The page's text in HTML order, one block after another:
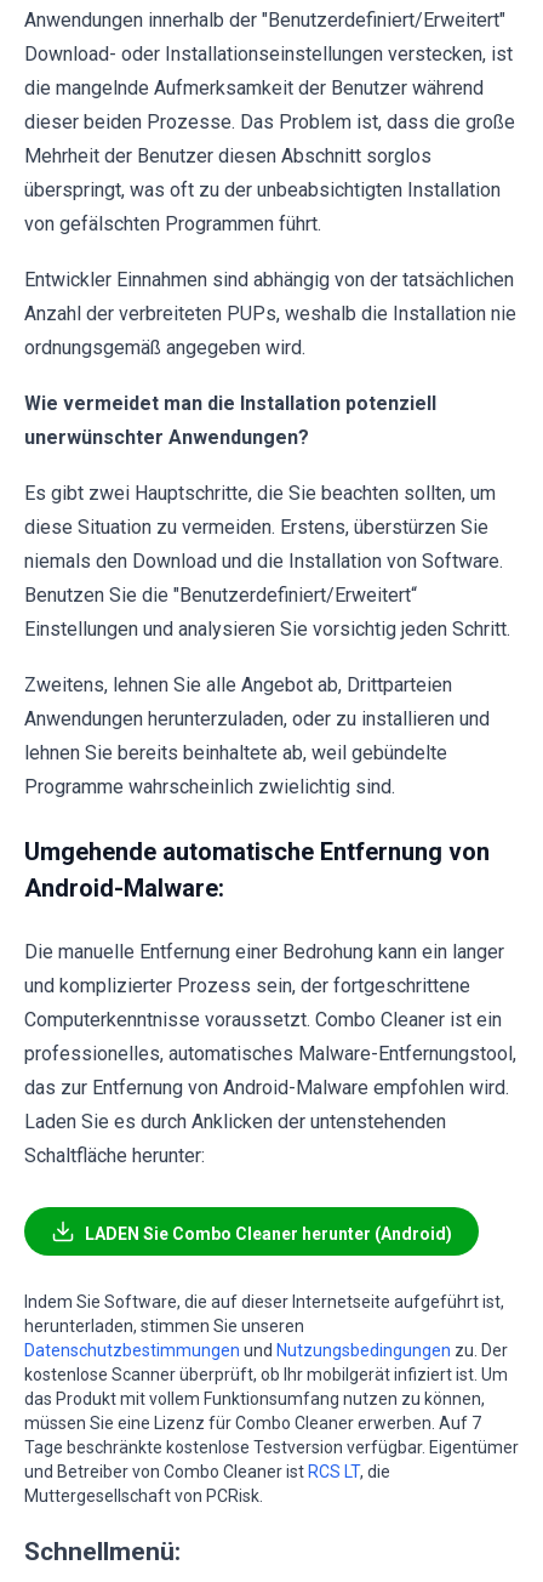
Anwendungen innerhalb der "Benutzerdefiniert/Erweitert"
Download- oder Installationseinstellungen verstecken, ist
die mangelnde Aufmerksamkeit der Benutzer während
dieser beiden Prozesse. Das Problem ist, dass die große
Mehrheit der Benutzer diesen Abschnitt sorglos
überspringt, was oft zu der unbeabsichtigten Installation
von gefälschten Programmen führt.
Entwickler Einnahmen sind abhängig von der tatsächlichen
Anzahl der verbreiteten PUPs, weshalb die Installation nie
ordnungsgemäß angegeben wird.
Wie vermeidet man die Installation potenziell
unerwünschter Anwendungen?
Es gibt zwei Hauptschritte, die Sie beachten sollten, um
diese Situation zu vermeiden. Erstens, überstürzen Sie
niemals den Download und die Installation von Software.
Benutzen Sie die "Benutzerdefiniert/Erweitert“
Einstellungen und analysieren Sie vorsichtig jeden Schritt.
Zweitens, lehnen Sie alle Angebot ab, Drittparteien
Anwendungen herunterzuladen, oder zu installieren und
lehnen Sie bereits beinhaltete ab, weil gebündelte
Programme wahrscheinlich zwielichtig sind.
Umgehende automatische Entfernung von
Android-Malware:
Die manuelle Entfernung einer Bedrohung kann ein langer
und komplizierter Prozess sein, der fortgeschrittene
Computerkenntnisse voraussetzt. Combo Cleaner ist ein
professionelles, automatisches Malware-Entfernungstool,
das zur Entfernung von Android-Malware empfohlen wird.
Laden Sie es durch Anklicken der untenstehenden
Schaltfläche herunter:
LADEN Sie Combo Cleaner herunter (Android)
Indem Sie Software, die auf dieser Internetseite aufgeführt ist,
herunterladen, stimmen Sie unseren
Datenschutzbestimmungen und Nutzungsbedingungen zu. Der
kostenlose Scanner überprüft, ob Ihr mobilgerät infiziert ist. Um
das Produkt mit vollem Funktionsumfang nutzen zu können,
müssen Sie eine Lizenz für Combo Cleaner erwerben. Auf 7
Tage beschränkte kostenlose Testversion verfügbar. Eigentümer
und Betreiber von Combo Cleaner ist RCS LT, die
Muttergesellschaft von PCRisk.
Schnellmenü: